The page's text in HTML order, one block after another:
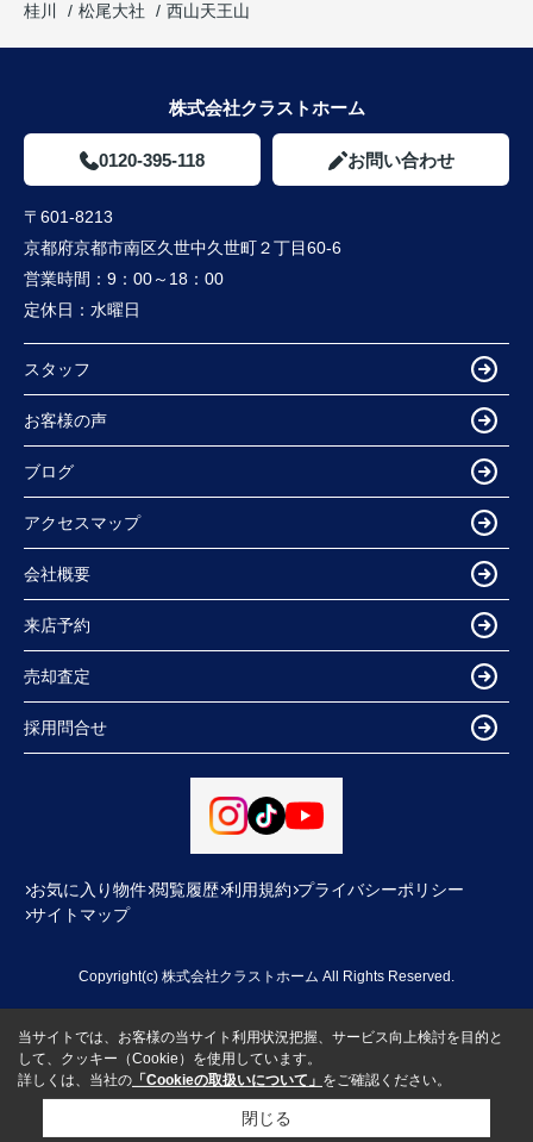
桂川
松尾大社 西山天王山
株式会社クラストホーム
0120-395-118 お問い合わせ
〒601-8213
京都府京都市南区久世中久世町２丁目60-6
営業時間： 9：00～18：00
定休日： 水曜日
スタッフ
お客様の声
ブログ
アクセスマップ
会社概要
来店予約
売却査定
採用問合せ
お気に入り物件 閲覧履歴 利用規約 プライバシーポリシー
サイトマップ
Copyright(c) 株式会社クラストホーム All Rights Reserved.
当サイトでは、お客様の当サイト利用状況把握、サービス向上検討を目的と
して、クッキー（Cookie）を使用しています。
詳しくは、当社の 「Cookieの取扱いについて」 をご確認ください。
閉じる